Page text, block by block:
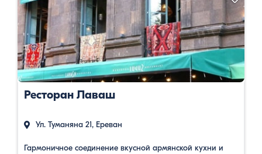
Ресторан Лаваш
Ул. Туманяна 21, Ереван
Гармоничное соединение вкусной армянской кухни и